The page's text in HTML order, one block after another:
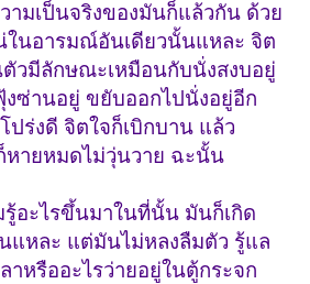
ามเป็นจริงของมันก็แล้วกัน ด้วย
นอารมณ์อันเดียวนั้นแหละ จิต
ตัวมีลักษณะเหมือนกับนั่งสงบอยู่
ซ่านอยู่ ขยับออกไปนั่งอยู่อีก
ปร่งดี จิตใจก็เบิกบาน แล้ว
ายหมดไม่วุ่นวาย ฉะนั้น
รู้อะไรขึ้นมาในที่นั้น มันก็เกิด
หละ แต่มันไม่หลงลืมตัว รู้แล
าหรืออะไรว่ายอยู่ในตู้กระจก